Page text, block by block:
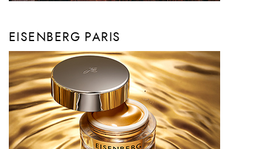
EISENBERG PARIS